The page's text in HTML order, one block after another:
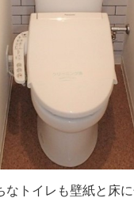
トイレも壁紙と床に